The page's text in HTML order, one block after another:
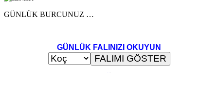
GÜNLÜK BURCUNUZ …
GÜNLÜK FALINIZI OKUYUN
...